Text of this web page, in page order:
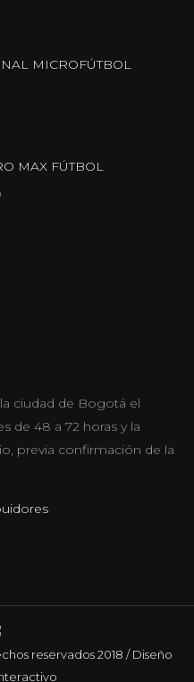
MICROFÚTBOL
MAX FÚTBOL
ciudad de Bogotá el
de 48 a 72 horas y la
previa confirmación de la
reservados 2018 / Diseño